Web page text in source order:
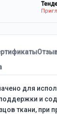
для
и
ткани, при